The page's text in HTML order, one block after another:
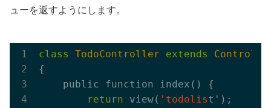
ューを返すようにします。
class TodoController extends
{
    public function index() {
return view( 'todolist');